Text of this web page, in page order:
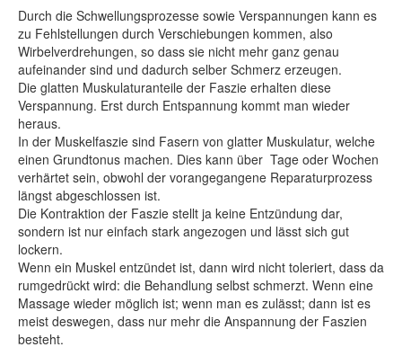
Durch die Schwellungsprozesse sowie Verspannungen kann es
zu Fehlstellungen durch Verschiebungen kommen, also
Wirbelverdrehungen, so dass sie nicht mehr ganz genau
aufeinander sind und dadurch selber Schmerz erzeugen.
Die glatten Muskulaturanteile der Faszie erhalten diese
Verspannung. Erst durch Entspannung kommt man wieder
heraus.
In der Muskelfaszie sind Fasern von glatter Muskulatur, welche
einen Grundtonus machen. Dies kann über Tage oder Wochen
verhärtet sein, obwohl der vorangegangene Reparaturprozess
längst abgeschlossen ist.
Die Kontraktion der Faszie stellt ja keine Entzündung dar,
sondern ist nur einfach stark angezogen und lässt sich gut
lockern.
Wenn ein Muskel entzündet ist, dann wird nicht toleriert, dass da
rumgedrückt wird: die Behandlung selbst schmerzt. Wenn eine
Massage wieder möglich ist; wenn man es zulässt; dann ist es
meist deswegen, dass nur mehr die Anspannung der Faszien
besteht.